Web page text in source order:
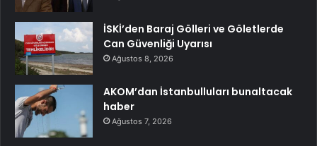
İSKİ’den Baraj Gölleri ve Göletlerde
Can Güvenliği Uyarısı
Ağustos 8, 2026
AKOM’dan İstanbulluları bunaltacak
haber
Ağustos 7, 2026